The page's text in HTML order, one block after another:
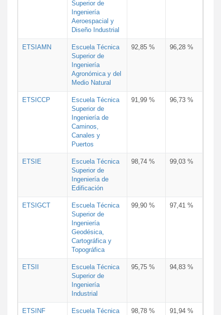
Superior de
Ingeniería
Aeroespacial y
Diseño Industrial
ETSIAMN
Escuela Técnica
Superior de
Ingeniería
Agronómica y del
Medio Natural
92,85 % 96,28 %
ETSICCP
Escuela Técnica
Superior de
Ingeniería de
Caminos,
Canales y
Puertos
91,99 % 96,73 %
ETSIE
Escuela Técnica
Superior de
Ingeniería de
Edificación
98,74 % 99,03 %
ETSIGCT
Escuela Técnica
Superior de
Ingeniería
Geodésica,
Cartográfica y
Topográfica
99,90 % 97,41 %
ETSII
Escuela Técnica
Superior de
Ingeniería
Industrial
95,75 % 94,83 %
ETSINF
Escuela Técnica
98,78 % 91,94 %